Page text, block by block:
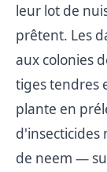
leur lot de
prêtent. Les
aux colonies
tiges tendres
plante en
de neem —